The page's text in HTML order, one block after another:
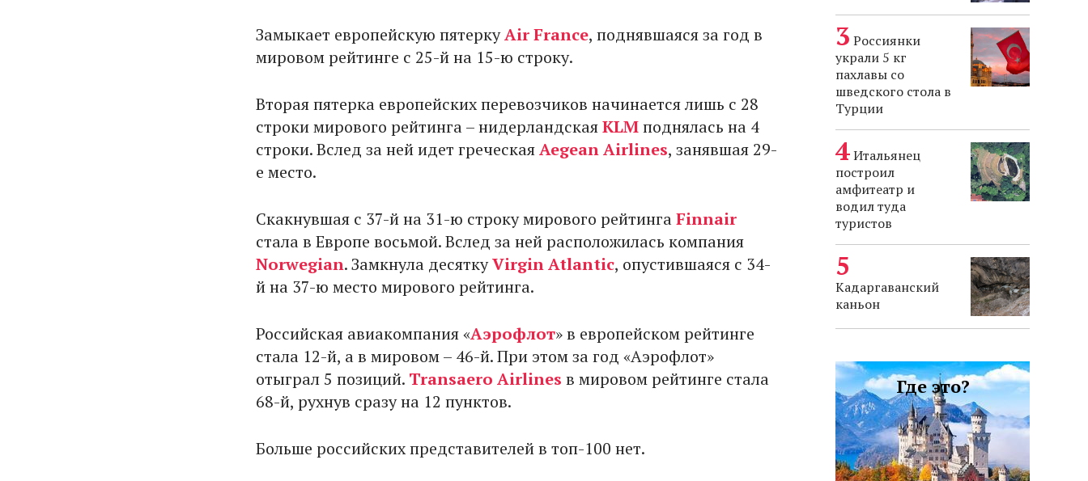
Замыкает европейскую пятеркуAir France, поднявшаяся за год в
мировом рейтинге с 25-й на 15-ю строку.
Вторая пятерка европейских перевозчиков начинается лишь с 28
строки мирового рейтинга – нидерландскаяKLMподнялась на 4
строки. Вслед за ней идет греческаяAegean Airlines, занявшая 29-
е место.
Скакнувшая с 37-й на 31-ю строку мирового рейтингаFinnair
стала в Европе восьмой. Вслед за ней расположилась компания
Norwegian. Замкнула десяткуVirgin Atlantic, опустившаяся с 34-
й на 37-ю место мирового рейтинга.
Российская авиакомпания «Аэрофлот» в европейском рейтинге
стала 12-й, а в мировом – 46-й. При этом за год «Аэрофлот»
отыграл 5 позиций. Transaero Airlines в мировом рейтинге стала
68-й, рухнув сразу на 12 пунктов.
Больше российских представителей в топ-100 нет.
Россиянки
украли 5 кг
пахлавы со
шведского стола в
Турции
Итальянец
построил
амфитеатр и
водил туда
туристов
Кадаргаванский
каньон
Где это?